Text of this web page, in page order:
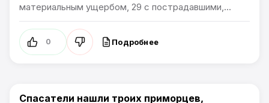
материальным ущербом, 29 с пострадавшими,...
0 Подробнее
Новости Приморского края
Спасатели нашли троих приморцев,